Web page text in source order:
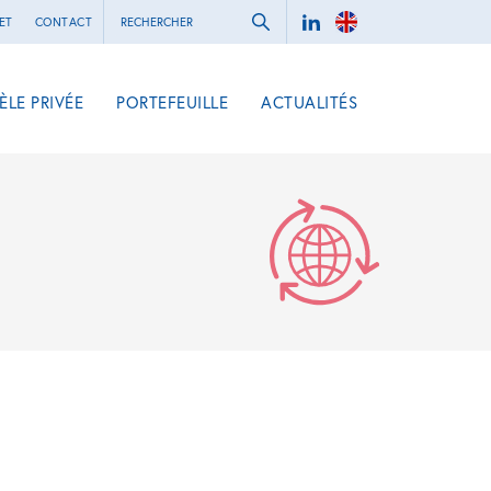
CONTACT
PRIVÉE PORTEFEUILLE ACTUALITÉS